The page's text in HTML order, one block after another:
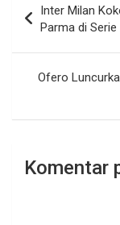
pos
Inter Milan
Parma di
Ofero
Komentar